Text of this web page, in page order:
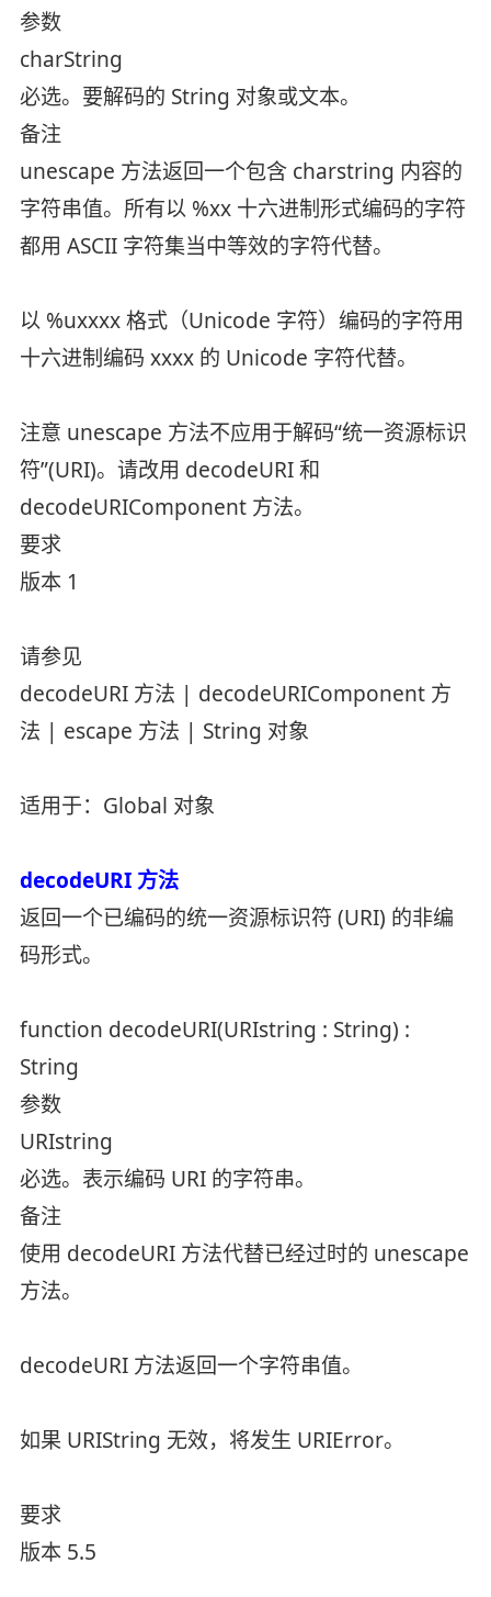
参数
charString
必选。要解码的 String 对象或文本。
备注
unescape 方法返回一个包含 charstring 内容的
字符串值。所有以 %xx 十六进制形式编码的字符
都用 ASCII 字符集当中等效的字符代替。
以 %uxxxx 格式（Unicode 字符）编码的字符用
十六进制编码 xxxx 的 Unicode 字符代替。
注意 unescape 方法不应用于解码“统一资源标识
符”(URI)。请改用 decodeURI 和
decodeURIComponent 方法。
要求
版本 1
请参见
decodeURI 方法 | decodeURIComponent 方
法 | escape 方法 | String 对象
适用于：Global 对象
decodeURI 方法
返回一个已编码的统一资源标识符 (URI) 的非编
码形式。
function decodeURI(URIstring : String) :
String
参数
URIstring
必选。表示编码 URI 的字符串。
备注
使用 decodeURI 方法代替已经过时的 unescape
方法。
decodeURI 方法返回一个字符串值。
如果 URIString 无效，将发生 URIError。
要求
版本 5.5